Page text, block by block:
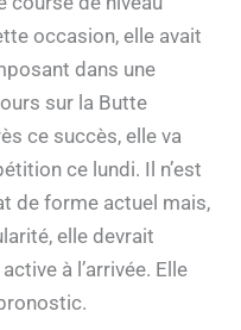
occasion, elle avait
dans une
sur la Butte
ce succès, elle va
ce lundi. Il n’est
de forme actuel mais,
elle devrait
à l’arrivée. Elle